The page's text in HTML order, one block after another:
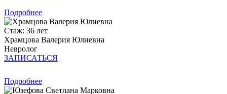
Подробнее
Стаж: 36 лет
Храмцова Валерия Юлиевна
Невролог
ЗАПИСАТЬСЯ
Подробнее